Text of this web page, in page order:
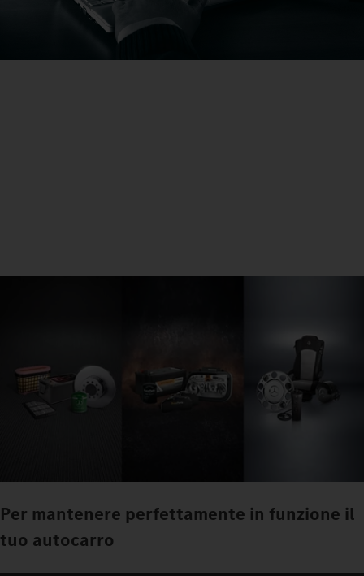
Per mantenere perfettamente in funzione il
tuo autocarro